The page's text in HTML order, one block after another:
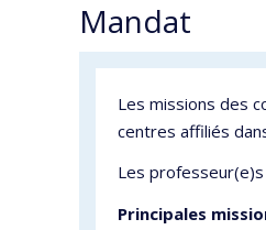
Mandat
Les missions des
centres affiliés
Les
Principales